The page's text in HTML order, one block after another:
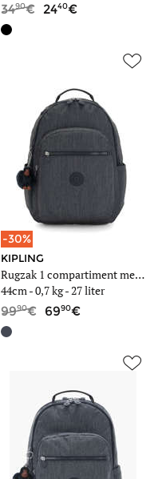
3490 2440
-30%
KIPLING
Rugzak 1 compartiment met 15" laptopvak
44cm -0,7 kg- 27 liter
9990 6990